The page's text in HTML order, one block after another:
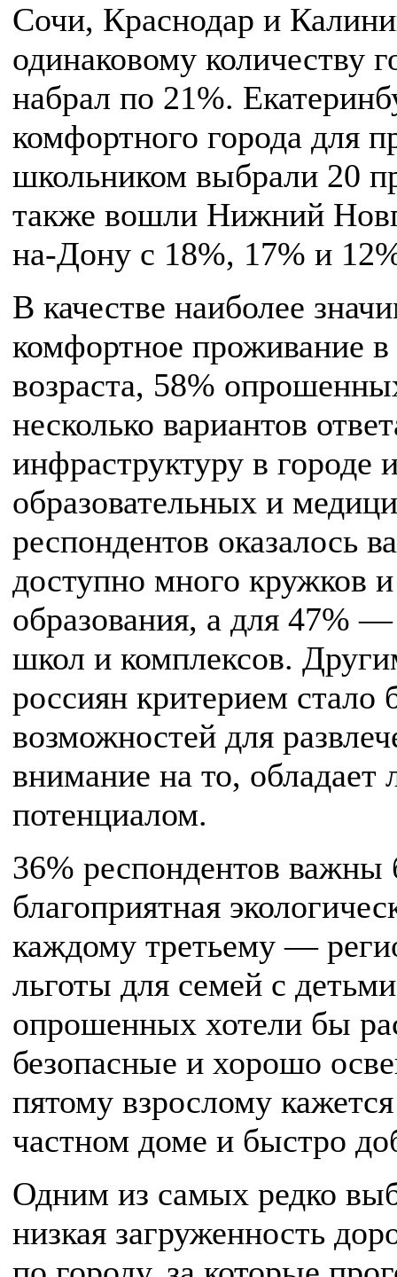
Сочи, Краснодар и
одинаковому количеству
набрал по 21%.
комфортного города для
школьником выбрали 20
также вошли Нижний
на-Дону с 18%, 17% и
В качестве наиболее
комфортное проживание
возраста, 58%
несколько вариантов
инфраструктуру в городе
образовательных и
респондентов оказалось
доступно много кружков
образования, а для 47%
школ и комплексов.
россиян критерием стало
возможностей для
внимание на то,
потенциалом.
36% респондентов важны
благоприятная
каждому третьему —
льготы для семей с
опрошенных хотели бы
безопасные и хорошо
пятому взрослому
частном доме и быстро
Одним из самых редко
низкая загруженность